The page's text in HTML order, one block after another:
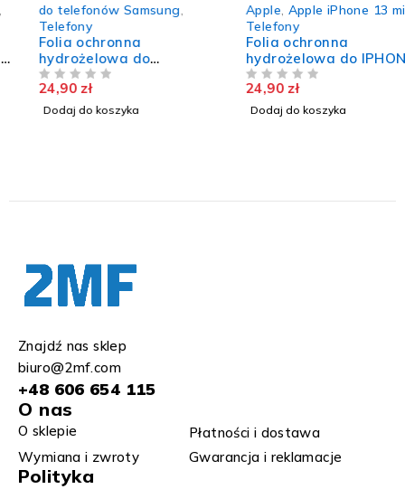
do telefonów Samsung,
Telefony
Folia ochronna
hydrożelowa do
SAMSUNG GALAXY S21
wytrzymała mocna szkło
24,90zł
Dodaj do koszyka
Apple,Apple iPhone 13 mini,
Telefony
Folia ochronna
hydrożelowa do IPHONE
13 MINI wytrzymała szkło
nie pęka TPU
24,90zł
Dodaj do koszyka
Znajdź nas sklep
biuro@2mf.com
+48 606 654 115
O nas
O sklepie
Płatności i dostawa
Wymiana i zwroty​
Gwarancja i reklamacje​​
Polityka